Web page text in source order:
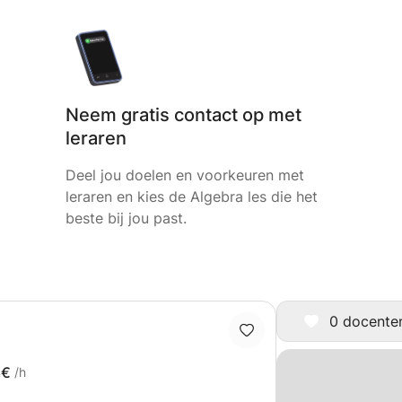
Neem gratis contact op met
leraren
Deel jou doelen en voorkeuren met
leraren en kies de Algebra les die het
beste bij jou past.
0
/h